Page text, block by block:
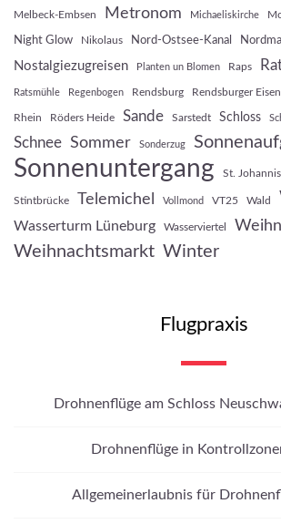
Melbeck-Embsen Metronom Michaeliskirche
Night Glow Nikolaus Nord-Ostsee-Kanal
Nostalgiezugreisen Planten un Blomen Raps
Ratsmühle Regenbogen Rendsburg Rendsburger
Rhein Röders Heide Sande Sarstedt Schloss
Schnee Sommer Sonderzug
Sonnenuntergang St. Johannis
Stintbrücke Telemichel Vollmond VT25 Wald
Wasserturm Lüneburg Wasserviertel
Weihnachtsmarkt Winter
Flugpraxis
Drohnenflüge am Schloss
Drohnenflüge in
Allgemeinerlaubnis für